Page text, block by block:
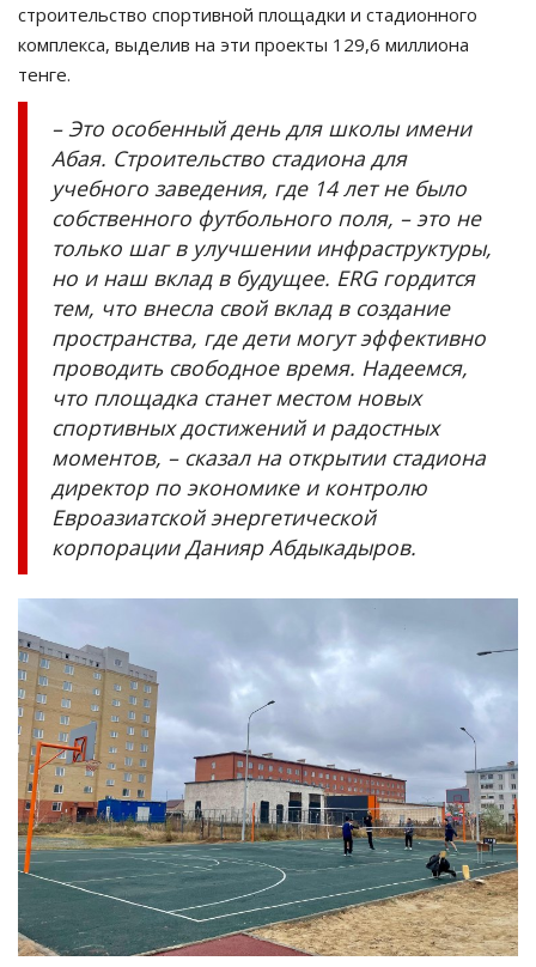
строительство спортивной площадки и стадионного
комплекса, выделив на эти проекты 129,6 миллиона
тенге.
– Это особенный день для школы имени
Абая. Строительство стадиона для
учебного заведения, где 14 лет не было
собственного футбольного поля, – это не
только шаг в улучшении инфраструктуры,
но и наш вклад в будущее. ERG гордится
тем, что внесла свой вклад в создание
пространства, где дети могут эффективно
проводить свободное время. Надеемся,
что площадка станет местом новых
спортивных достижений и радостных
моментов, – сказал на открытии стадиона
директор по экономике и контролю
Евроазиатской энергетической
корпорации Данияр Абдыкадыров.